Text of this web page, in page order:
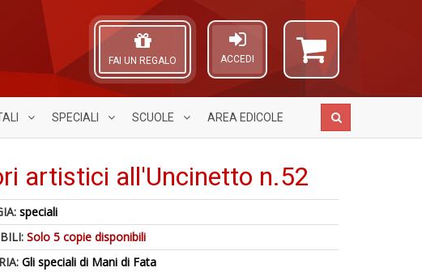
ACCEDI
FAI UN REGALO
SPECIALI SCUOLE AREA EDICOLE
artistici all'Uncinetto n.52
speciali
Solo 5 copie disponibili
Gli speciali di Mani di Fata